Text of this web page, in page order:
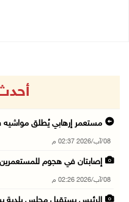
أحدث
مستعمر إرهابي يُطلق
08/آب/2026 02:37 م
إصابتان في هجوم للمستعمرين
08/آب/2026 02:26 م